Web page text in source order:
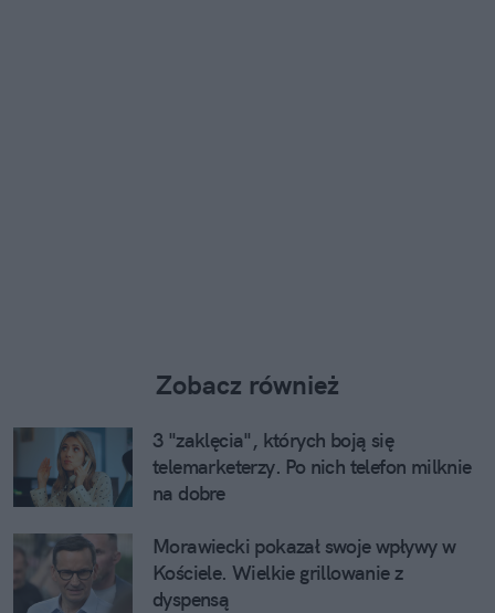
Zobacz również
3 "zaklęcia", których boją się
telemarketerzy. Po nich telefon milknie
na dobre
Morawiecki pokazał swoje wpływy w
Kościele. Wielkie grillowanie z
dyspensą